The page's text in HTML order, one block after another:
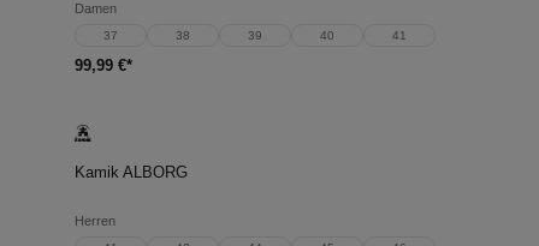
Damen
37 38 39 40 41
99,99 €*
Kamik ALBORG
Herren